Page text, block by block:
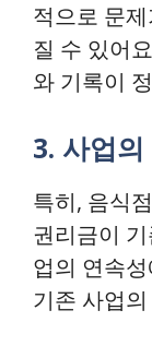
적으로 문
질 수 있어
와 기록이
3. 사업
특히, 음식
권리금이
업의 연속
기존 사업